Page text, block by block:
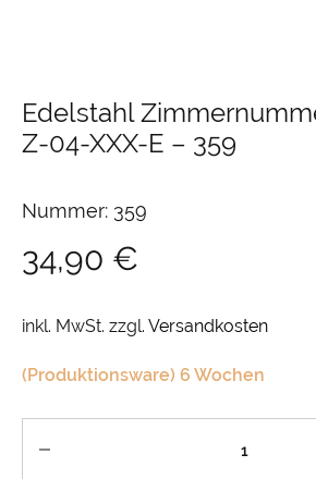
Edelstahl
Z-04-XXX-E – 359
Nummer: 359
34,90 €
inkl. MwSt. zzgl. Versandkosten
(Produktionsware) 6 Wochen